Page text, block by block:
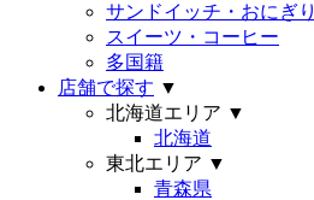
サンドイッチ・おにぎり
スイーツ・コーヒー
多国籍
店舗で探す ▼
北海道エリア ▼
北海道
東北エリア ▼
青森県